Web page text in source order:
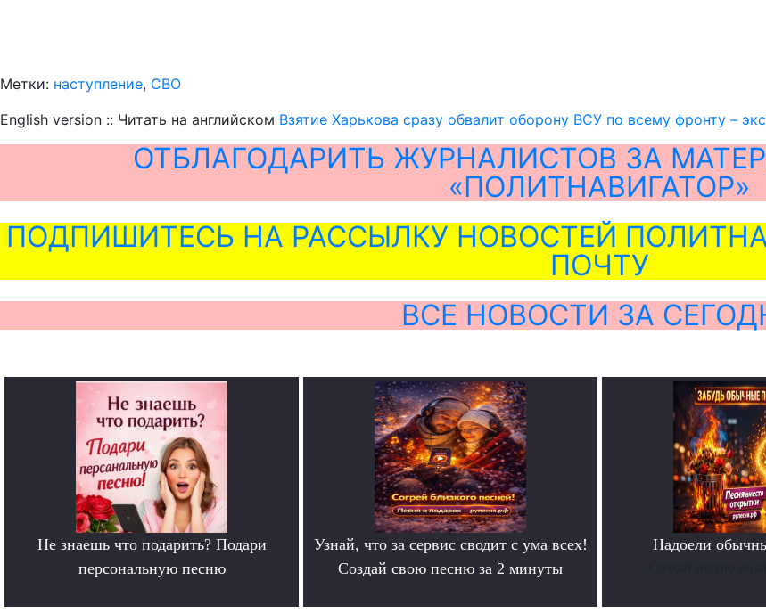
Метки: наступление, СВО
English version :: Читать на английском Взятие Харькова сразу обвалит оборону ВСУ по всему фронту –
ОТБЛАГОДАРИТЬ ЖУРНАЛИСТОВ ЗА
«ПОЛИТНАВИГАТОР»
ПОДПИШИТЕСЬ НА РАССЫЛКУ НОВОСТЕЙ
ПОЧТУ
ВСЕ НОВОСТИ ЗА
Не знаешь что подарить? Подари
персональную песню
Узнай, что за сервис сводит с ума всех!
Создай свою песню за 2 минуты
Надоели